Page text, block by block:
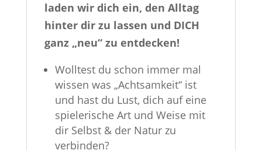
innere
Ruhe
laden wir dich ein, den Alltag
hinter dir zu lassen und DICH
ganz „neu“ zu entdecken!
Wolltest du schon immer mal
wissen was „Achtsamkeit“ ist
und hast du Lust, dich auf eine
spielerische Art und Weise mit
dir Selbst & der Natur zu
verbinden?